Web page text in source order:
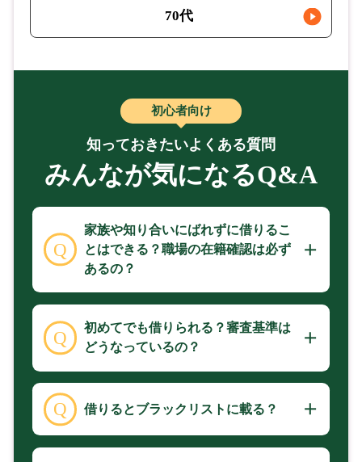
70代
初心者向け
知っておきたいよくある質問
みんなが気になるQ&A
家族や知り合いにばれずに借りるこ
とはできる？職場の在籍確認は必ず
あるの？
初めてでも借りられる？審査基準は
どうなっているの？
借りるとブラックリストに載る？